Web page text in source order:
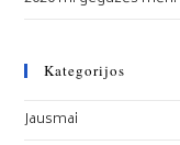
Kategorijos
Jausmai